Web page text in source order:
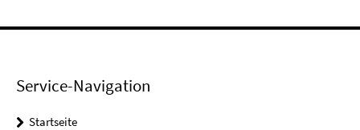
Service-Navigation
Startseite